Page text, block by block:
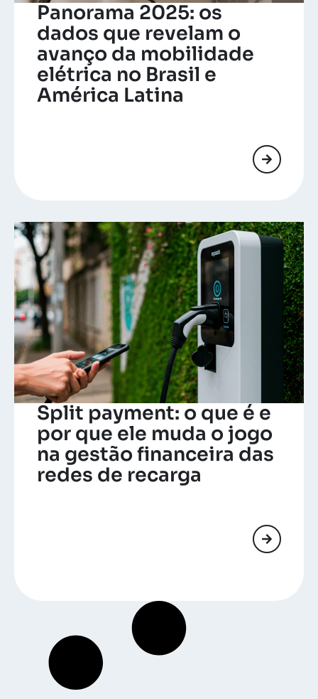
Panorama 2025: os
dados que revelam o
avanço da mobilidade
elétrica no Brasil e
América Latina
Split payment: o que é e
por que ele muda o jogo
na gestão financeira das
redes de recarga